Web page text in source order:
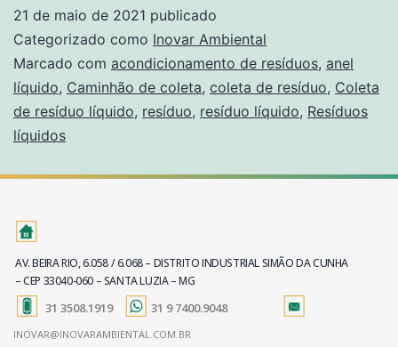
21 de maio de 2021 publicado
Categorizado como Inovar Ambiental
Marcado com acondicionamento de resíduos, anel
líquido, Caminhão de coleta, coleta de resíduo, Coleta
de resíduo líquido, resíduo, resíduo líquido, Resíduos
líquidos
AV. BEIRA RIO, 6.058 / 6.068 – DISTRITO INDUSTRIAL SIMÃO DA CUNHA
– CEP 33040-060 – SANTA LUZIA – MG
31 3508.1919 31 9 7400.9048
INOVAR@INOVARAMBIENTAL.COM.BR